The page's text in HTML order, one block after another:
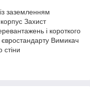
заземленням
Захист
і короткого
Вимикач
стіни